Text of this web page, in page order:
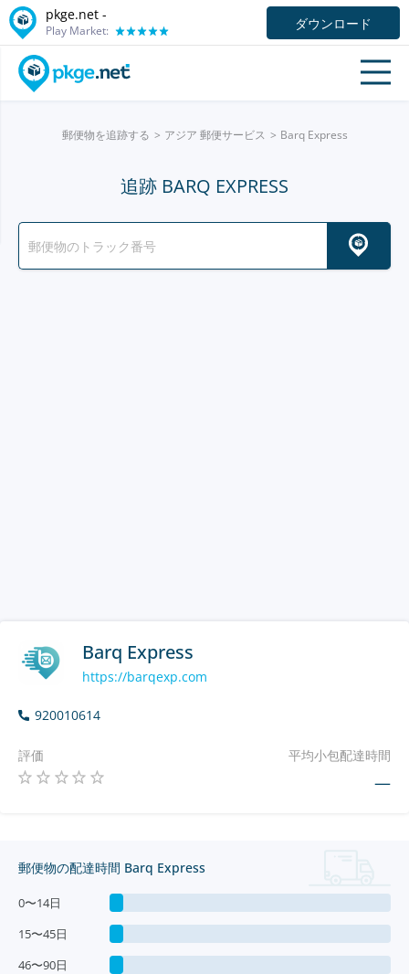
pkge.net -
Play Market: ダウンロード
郵便物を追跡する アジア 郵便サービス Barq Express
追跡 BARQ EXPRESS
Barq Express
https://barqexp.com
920010614
評価 平均小包配達時間
—
郵便物の配達時間 Barq Express
0〜14日
15〜45日
46〜90日